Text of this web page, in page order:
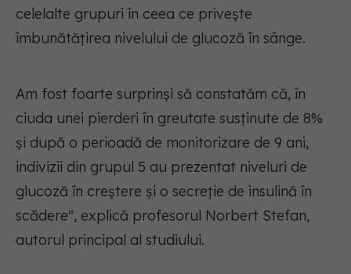
celelalte grupuri în ceea ce privește
îmbunătățirea nivelului de glucoză în sânge.
Am fost foarte surprinși să constatăm că, în
ciuda unei pierderi în greutate susținute de 8%
și după o perioadă de monitorizare de 9 ani,
indivizii din grupul 5 au prezentat niveluri de
glucoză în creștere și o secreție de insulină în
scădere", explică profesorul Norbert Stefan,
autorul principal al studiului.